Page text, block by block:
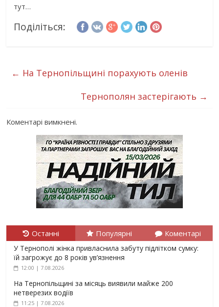
тут…
Поділіться:
← На Тернопільщині порахують оленів
Тернополян застерігають →
Коментарі вимкнені.
Останні Популярні Коментарі
У Тернополі жінка привласнила забуту підлітком сумку:
їй загрожує до 8 років ув’язнення
12:00 | 7.08.2026
На Тернопільщині за місяць виявили майже 200
нетверезих водіїв
11:25 | 7.08.2026